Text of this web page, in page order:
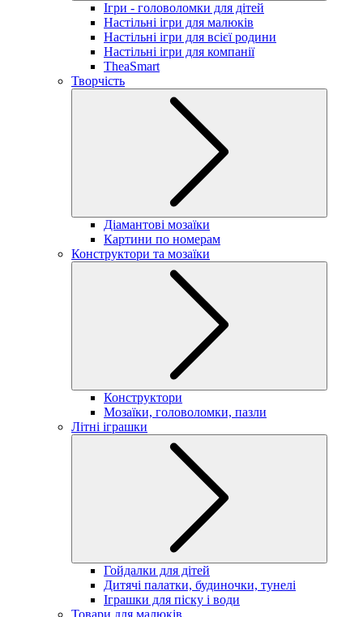
Ігри - головоломки для дітей
Настільні ігри для малюків
Настільні ігри для всієї родини
Настільні ігри для компанії
TheaSmart
Творчість
Діамантові мозаїки
Картини по номерам
Конструктори та мозаїки
Конструктори
Мозаїки, головоломки, пазли
Літні іграшки
Гойдалки для дітей
Дитячі палатки, будиночки, тунелі
Іграшки для піску і води
Товари для малюків